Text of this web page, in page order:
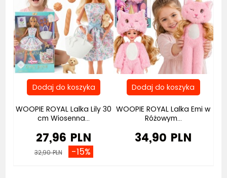
WOOPIE ROYAL Lalka Lily 30
cm Wiosenna...
27,96 PLN
32,90 PLN -15%
WOOPIE ROYAL Lalka Emi w
Różowym...
34,90 PLN